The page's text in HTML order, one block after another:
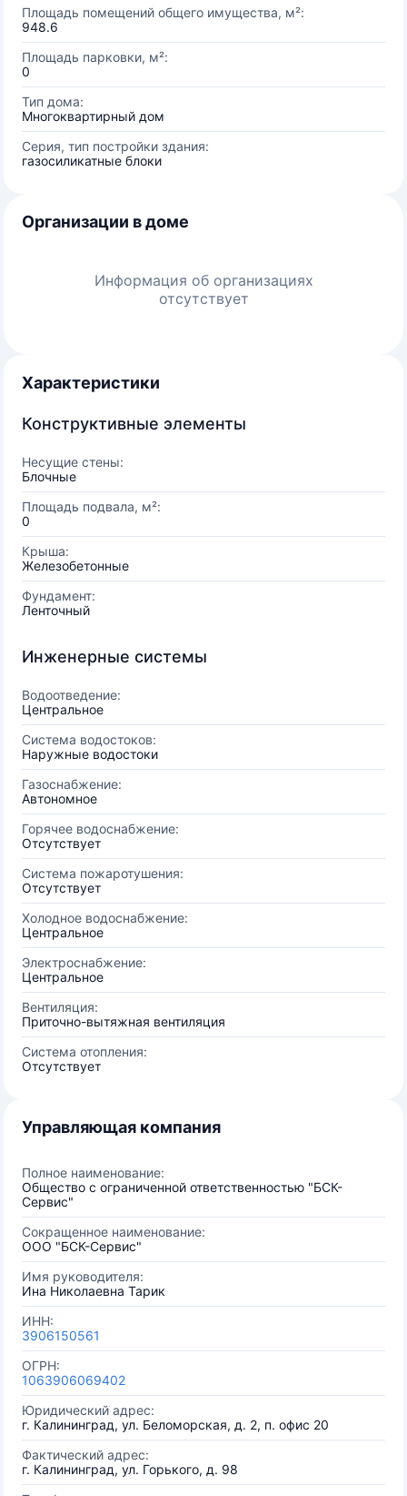
Площадь помещений общего имущества, м²:
948.6
Площадь парковки, м²:
0
Тип дома:
Многоквартирный дом
Серия, тип постройки здания:
газосиликатные блоки
Организации в доме
Информация об организациях
отсутствует
Характеристики
Конструктивные элементы
Несущие стены:
Блочные
Площадь подвала, м²:
0
Крыша:
Железобетонные
Фундамент:
Ленточный
Инженерные системы
Водоотведение:
Центральное
Система водостоков:
Наружные водостоки
Газоснабжение:
Автономное
Горячее водоснабжение:
Отсутствует
Система пожаротушения:
Отсутствует
Холодное водоснабжение:
Центральное
Электроснабжение:
Центральное
Вентиляция:
Приточно-вытяжная вентиляция
Система отопления:
Отсутствует
Управляющая компания
Полное наименование:
Общество с ограниченной ответственностью "БСК-
Сервис"
Сокращенное наименование:
ООО "БСК-Сервис"
Имя руководителя:
Ина Николаевна Тарик
ИНН:
3906150561
ОГРН:
1063906069402
Юридический адрес:
г. Калининград, ул. Беломорская, д. 2, п. офис 20
Фактический адрес:
г. Калининград, ул. Горького, д. 98